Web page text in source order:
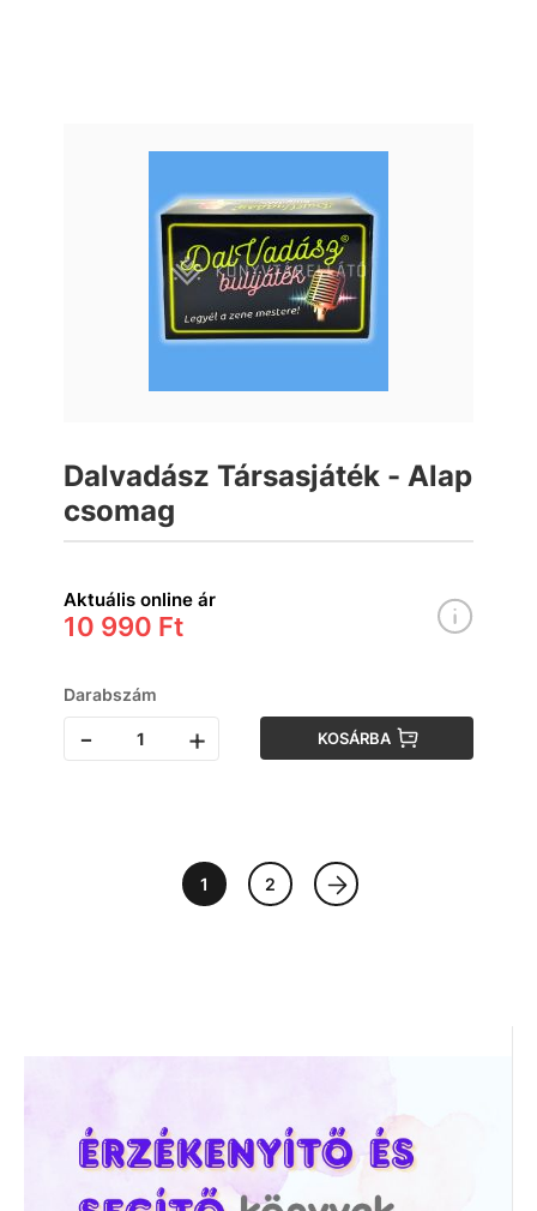
Dalvadász Társasjáték - Alap
csomag
Aktuális online ár
10 990 Ft
Darabszám
- + KOSÁRBA
1 2